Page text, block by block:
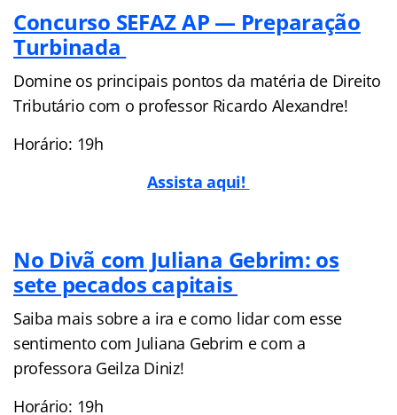
Concurso SEFAZ AP — Preparação
Turbinada
Domine os principais pontos da matéria de Direito
Tributário com o professor Ricardo Alexandre!
Horário: 19h
Assista aqui!
No Divã com Juliana Gebrim: os
sete pecados capitais
Saiba mais sobre a ira e como lidar com esse
sentimento com Juliana Gebrim e com a
professora Geilza Diniz!
Horário: 19h